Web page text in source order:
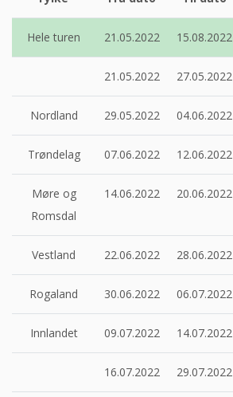
Hele turen 21.05.2022 15.08.2022
21.05.2022 27.05.2022
Nordland 29.05.2022 04.06.2022
Trøndelag 07.06.2022 12.06.2022
Møre og
Romsdal
14.06.2022 20.06.2022
Vestland 22.06.2022 28.06.2022
Rogaland 30.06.2022 06.07.2022
Innlandet 09.07.2022 14.07.2022
16.07.2022 29.07.2022